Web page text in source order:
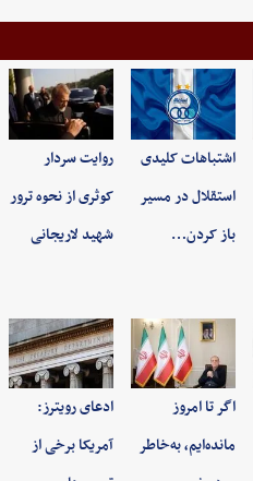
اشتباهات کلیدی
استقلال در مسیر
باز کردن…
روایت سردار
کوثری از نحوه ترور
شهید لاریجانی
اگر تا امروز
مانده‌ایم، به‌خاطر
ادعای رویترز:
آمریکا برخی از